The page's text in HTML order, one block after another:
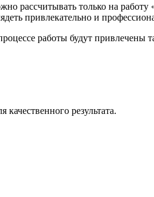
рассчитывать только на работу
привлекательно и
работы будут привлечены
результата.